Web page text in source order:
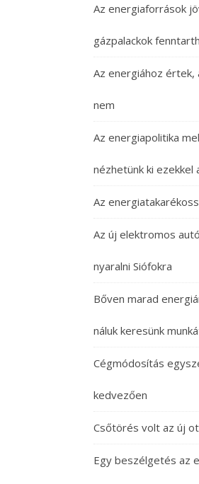
Az energiaforrások
gázpalackok
Az energiához értek,
nem
Az energiapolitika
nézhetünk ki ezekkel
Az
Az új elektromos
nyaralni Siófokra
Bőven marad
náluk keresünk
Cégmódosítás
kedvezően
Csőtörés volt az új
Egy beszélgetés az